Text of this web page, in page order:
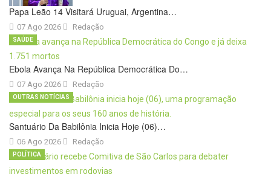
Papa Leão 14 Visitará Uruguai, Argentina…
07 Ago 2026 Redação
Ebola Avança Na República Democrática Do…
07 Ago 2026
SAÚDE
Redação
Santuário Da Babilônia Inicia Hoje (06)…
06 Ago 2026
OUTRAS NOTÍCIAS
Redação
POLÍTICA